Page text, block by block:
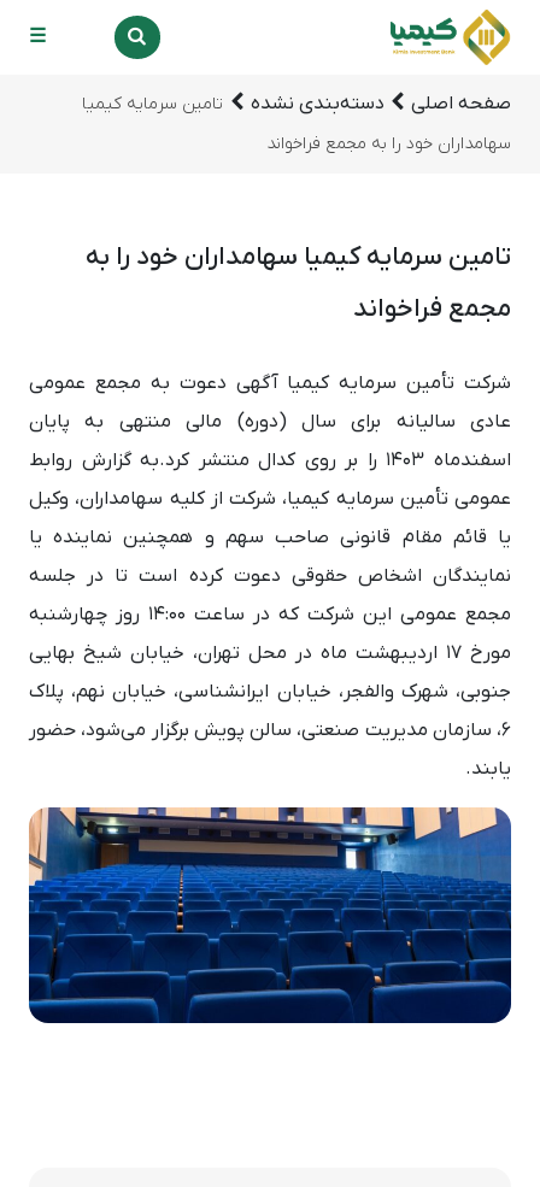
☰
صفحه اصلی دسته‌بندی نشده
تامین سرمایه کیمیا
سهامداران خود را به مجمع فراخواند
تامین سرمایه کیمیا سهامداران خود را به
مجمع فراخواند
شرکت تأمین سرمایه کیمیا آگهی دعوت به مجمع عمومی
عادی سالیانه برای سال (دوره) مالی منتهی به پایان
اسفندماه 1403 را بر روی کدال منتشر کرد.به گزارش روابط
عمومی تأمین سرمایه کیمیا، شرکت از کلیه سهامداران، وکیل
یا قائم مقام قانونی صاحب سهم و همچنین نماینده یا
نمایندگان اشخاص حقوقی دعوت کرده است تا در جلسه
مجمع عمومی این شرکت که در ساعت 14:00 روز چهارشنبه
مورخ 17 اردیبهشت ماه در محل تهران، خيابان شيخ بهايي
جنوبي، شهرک والفجر، خيابان ايرانشناسي، خيابان نهم، پلاک
6، سازمان مديريت صنعتي، سالن پويش برگزار می‌شود، حضور
یابند.